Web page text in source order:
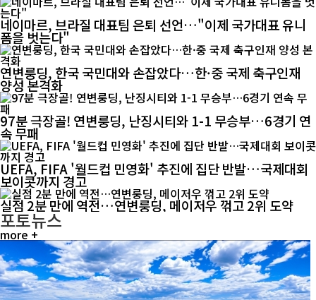
네이마르, 브라질 대표팀 은퇴 선언…"이제 국가대표 유니
폼을 벗는다"
연변룽딩, 한국 국민대와 손잡았다…한·중 국제 축구인재
양성 본격화
97분 극장골! 연변룽딩, 난징시티와 1-1 무승부…6경기 연
속 무패
UEFA, FIFA '월드컵 민영화' 추진에 집단 반발…국제대회
보이콧까지 경고
실점 2분 만에 역전…연변룽딩, 메이저우 꺾고 2위 도약
포토뉴스
more +